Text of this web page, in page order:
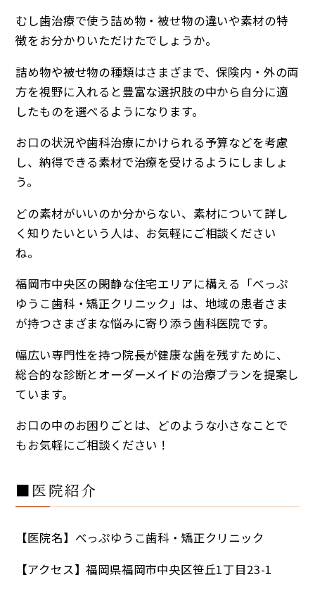
むし歯治療で使う詰め物・被せ物の違いや素材の特
徴をお分かりいただけたでしょうか。
詰め物や被せ物の種類はさまざまで、保険内・外の両
方を視野に入れると豊富な選択肢の中から自分に適
したものを選べるようになります。
お口の状況や歯科治療にかけられる予算などを考慮
し、納得できる素材で治療を受けるようにしましょ
う。
どの素材がいいのか分からない、素材について詳し
く知りたいという人は、お気軽にご相談ください
ね。
福岡市中央区の閑静な住宅エリアに構える「べっぷ
ゆうこ歯科・矯正クリニック」は、地域の患者さま
が持つさまざまな悩みに寄り添う歯科医院です。
幅広い専門性を持つ院長が健康な歯を残すために、
総合的な診断とオーダーメイドの治療プランを提案し
ています。
お口の中のお困りごとは、どのような小さなことで
もお気軽にご相談ください！
■医院紹介
【医院名】べっぷゆうこ歯科・矯正クリニック
【アクセス】福岡県福岡市中央区笹丘1丁目23-1